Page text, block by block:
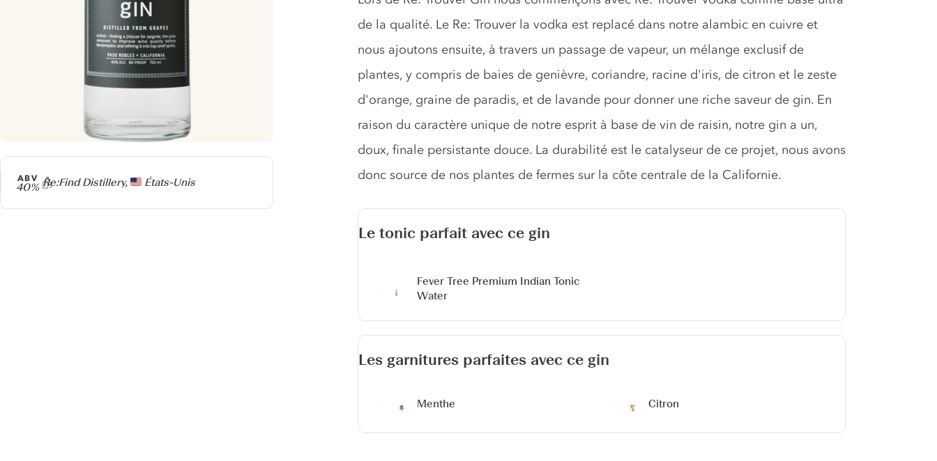
Producteur
Re:Find Distillery, États-Unis
ABV
40%
de la qualité. Le Re: Trouver la vodka est replacé dans notre alambic en cuivre et
nous ajoutons ensuite, à travers un passage de vapeur, un mélange exclusif de
plantes, y compris de baies de genièvre, coriandre, racine d'iris, de citron et le zeste
d'orange, graine de paradis, et de lavande pour donner une riche saveur de gin. En
raison du caractère unique de notre esprit à base de vin de raisin, notre gin a un,
doux, finale persistante douce. La durabilité est le catalyseur de ce projet, nous avons
donc source de nos plantes de fermes sur la côte centrale de la Californie.
Le tonic parfait avec ce gin
Fever Tree Premium Indian Tonic
Water
Les garnitures parfaites avec ce gin
Menthe Citron